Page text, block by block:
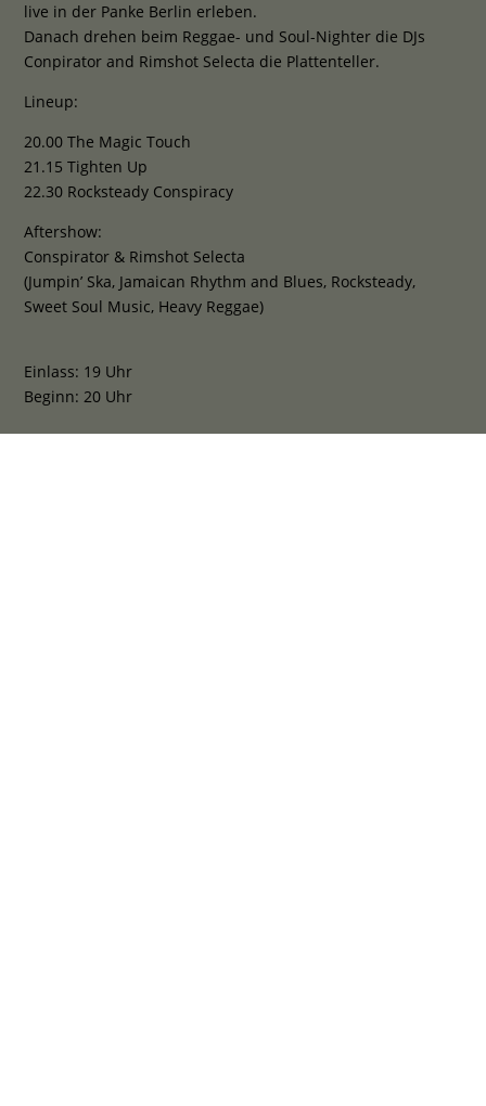
live in der Panke Berlin erleben.
Danach drehen beim Reggae- und Soul-Nighter die DJs
Conpirator and Rimshot Selecta die Plattenteller.
Lineup:
20.00 The Magic Touch
21.15 Tighten Up
22.30 Rocksteady Conspiracy
Aftershow:
Conspirator & Rimshot Selecta
(Jumpin’ Ska, Jamaican Rhythm and Blues, Rocksteady,
Sweet Soul Music, Heavy Reggae)
Einlass: 19 Uhr
Beginn: 20 Uhr